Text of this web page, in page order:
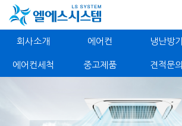
회사소개 에어컨 냉난방기
에어컨세척 중고제품 견적문의